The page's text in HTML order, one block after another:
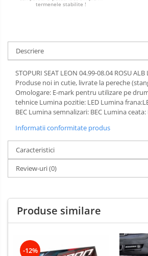
termenele stabilite !
Descriere
STOPURI SEAT LEON 04.99-08.04 ROSU
Produse noi in cutie, livrate la pereche
Omologare: E-mark pentru utilizare pe
tehnice Lumina pozitie: LED Lumina
BEC Lumina semnalizari: BEC Lumina ceata:
Informatii conformitate produs
Caracteristici
Review-uri(0)
Produse similare
-12%